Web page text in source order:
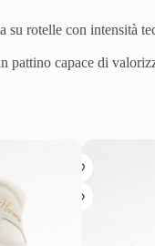
rotelle con intensità
capace di